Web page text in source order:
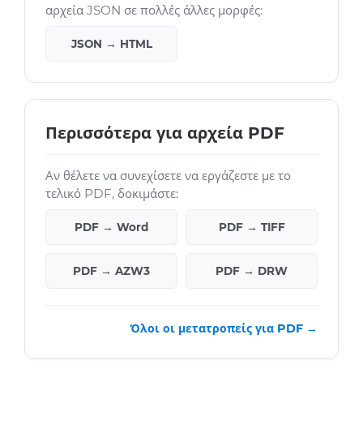
αρχεία JSON σε πολλές άλλες μορφές:
JSON → HTML
Περισσότερα για αρχεία PDF
Αν θέλετε να συνεχίσετε να εργάζεστε με το
τελικό PDF, δοκιμάστε:
PDF → Word PDF → TIFF
PDF → AZW3 PDF → DRW
Όλοι οι μετατροπείς για PDF →